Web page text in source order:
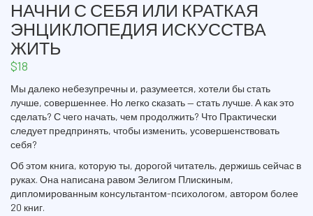
НАЧНИ С СЕБЯ ИЛИ КРАТКАЯ
ЭНЦИКЛОПЕДИЯ ИСКУССТВА
ЖИТЬ
$18
Мы далеко небезупречны и, разумеется, хотели бы стать
лучше, совершеннее. Но легко сказать — стать лучше. А как это
сделать? С чего начать, чем продолжить? Что Практически
следует предпринять, чтобы изменить, усовершенствовать
себя?
Об этом книга, которую ты, дорогой читатель, держишь сейчас в
руках. Она написана равом Зелигом Плискиным,
дипломированным консультантом-психологом, автором более
20 книг.